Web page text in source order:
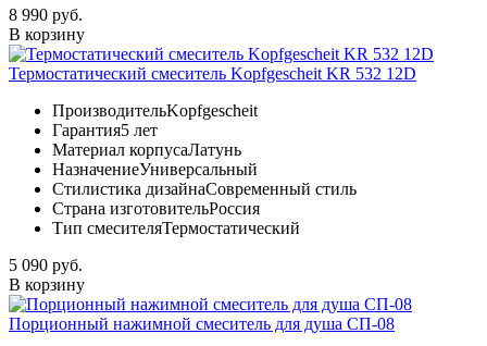
8 990 руб.
В корзину
Термостатический смеситель Kopfgescheit KR 532 12D
ПроизводительKopfgescheit
Гарантия5 лет
Материал корпусаЛатунь
НазначениеУниверсальный
Стилистика дизайнаСовременный стиль
Страна изготовительРоссия
Тип смесителяТермостатический
5 090 руб.
В корзину
Порционный нажимной смеситель для душа СП-08